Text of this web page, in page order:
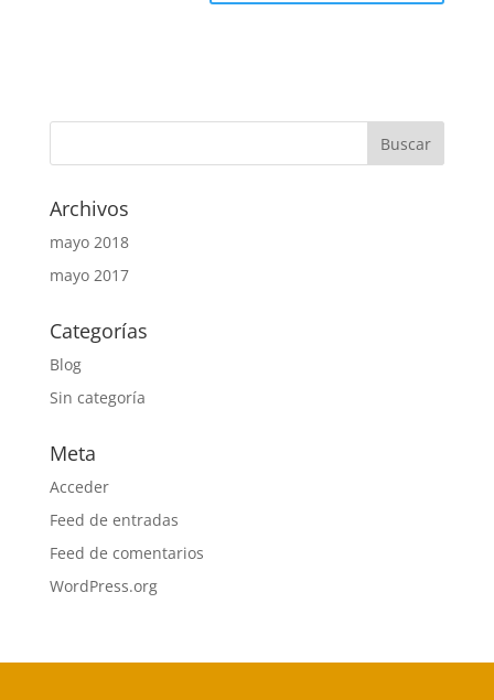
Archivos
mayo 2018
mayo 2017
Categorías
Blog
Sin categoría
Meta
Acceder
Feed de entradas
Feed de comentarios
WordPress.org